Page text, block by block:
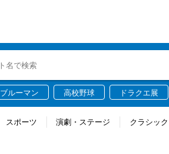
ブルーマン 高校野球 ドラクエ展
スポーツ 演劇・ステージ クラシッ